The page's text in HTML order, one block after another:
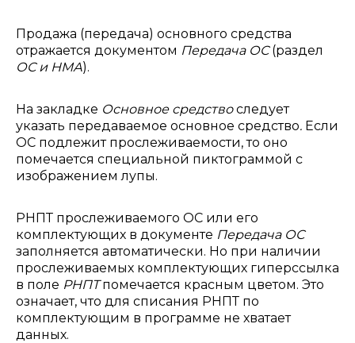
Продажа (передача) основного средства
отражается документом Передача ОС(раздел
ОС и НМА).
На закладке Основное средствоследует
указать передаваемое основное средство. Если
ОС подлежит прослеживаемости, то оно
помечается специальной пиктограммой с
изображением лупы.
РНПТ прослеживаемого ОС или его
комплектующих в документе Передача ОС
заполняется автоматически. Но при наличии
прослеживаемых комплектующих гиперссылка
в поле РНПТпомечается красным цветом. Это
означает, что для списания РНПТ по
комплектующим в программе не хватает
данных.